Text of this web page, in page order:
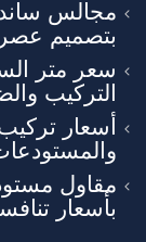
مجالس
بتصميم
سعر متر
التركيب
أسعار
مقاول
بأسعار